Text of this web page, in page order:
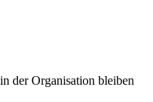
der Organisation bleiben